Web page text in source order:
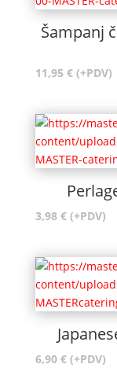
Šampanj
11,95 € (+PDV)
3,98 € (+PDV)
6,90 € (+PDV)